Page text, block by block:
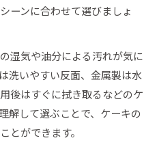
ーンに合わせて選びましょ
湿気や油分による汚れが気に
洗いやすい反面、金属製は水
後はすぐに拭き取るなどのケ
解して選ぶことで、ケーキの
とができます。